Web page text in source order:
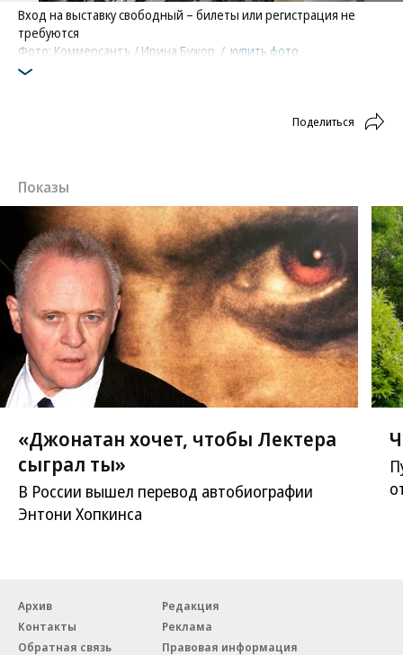
Вход на выставку свободный – билеты или регистрация не
требуются
Фото: Коммерсантъ / Ирина Бужор / купить фото
Поделиться
Показы
«Джонатан хочет, чтобы Лектера
сыграл ты»
В России вышел перевод автобиографии
Энтони Хопкинса
Архив
Редакция
Контакты
Реклама
Обратная связь
Правовая информация